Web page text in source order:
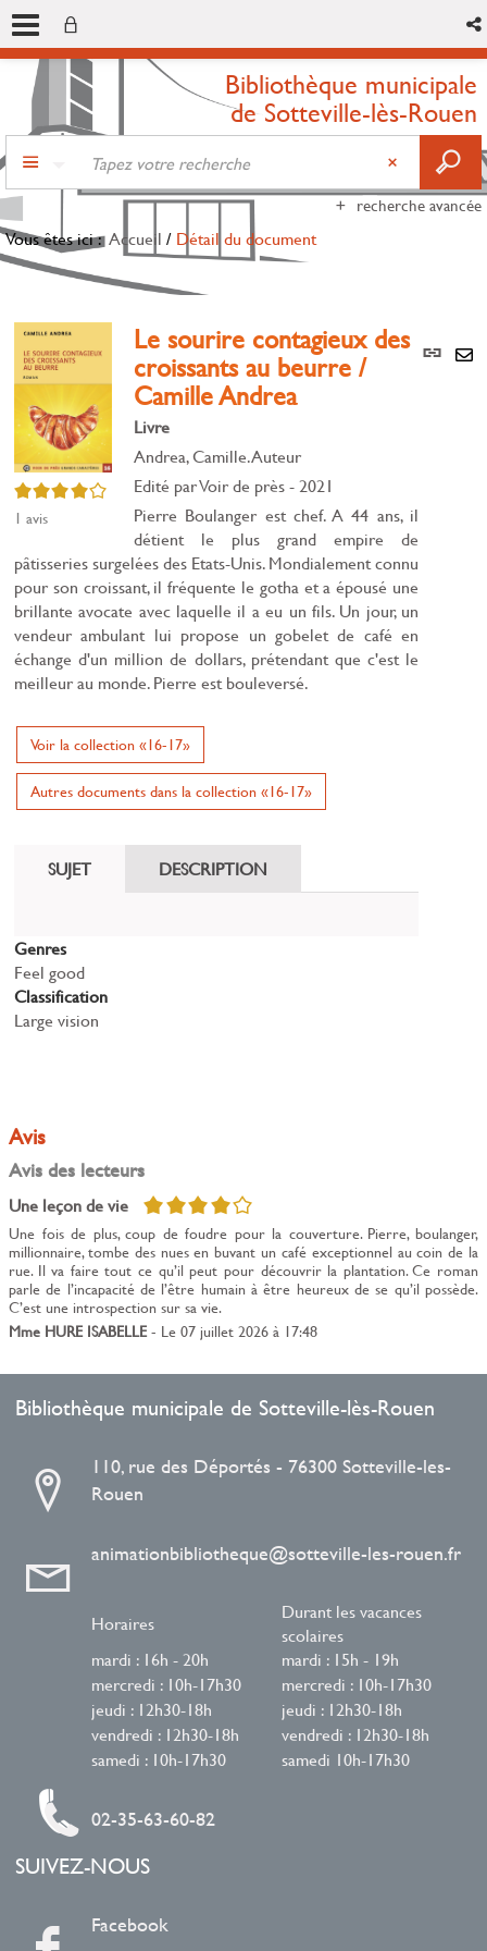
Bibliothèque municipale
de Sotteville-lès-Rouen
recherche avancée
Vous êtes ici : Accueil / Détail du document
Lien
4/5
1 avis
Le sourire contagieux des
croissants au beurre /
Camille Andrea
Livre
Andrea, Camille. Auteur
Edité parVoir de près- 2021
Pierre Boulanger est chef. A 44 ans, il
détient le plus grand empire de
pâtisseries surgelées des Etats-Unis. Mondialement connu
pour son croissant, il fréquente le gotha et a épousé une
brillante avocate avec laquelle il a eu un fils. Un jour, un
vendeur ambulant lui propose un gobelet de café en
échange d'un million de dollars, prétendant que c'est le
meilleur au monde. Pierre est bouleversé.
Voir la collection «16-17»
Autres documents dans la collection «16-17»
SUJET DESCRIPTION
Genres
Feel good
Classification
Large vision
Avis
Avis des lecteurs
Une leçon de vie 4/5
Une fois de plus, coup de foudre pour la couverture. Pierre, boulanger,
millionnaire, tombe des nues en buvant un café exceptionnel au coin de la
rue. Il va faire tout ce qu’il peut pour découvrir la plantation. Ce roman
parle de l’incapacité de l’être humain à être heureux de se qu’il possède.
C’est une introspection sur sa vie.
Mme HURE ISABELLE- Le 07 juillet 2026 à 17:48
Bibliothèque municipale de Sotteville-lès-Rouen
110, rue des Déportés - 76300 Sotteville-les-
Rouen
animationbibliotheque@sotteville-les-rouen.fr
Horaires
Durant les vacances
scolaires
mardi : 16h - 20h
mardi : 15h - 19h
mercredi : 10h-17h30
mercredi : 10h-17h30
jeudi : 12h30-18h
jeudi : 12h30-18h
vendredi : 12h30-18h
vendredi : 12h30-18h
samedi : 10h-17h30
samedi 10h-17h30
02-35-63-60-82
SUIVEZ-NOUS
Facebook